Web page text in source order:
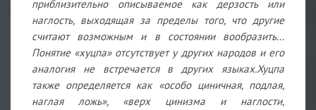
приблизительно описываемое как дерзость или
наглость, выходящая за пределы того, что другие
считают возможным и в состоянии вообразить...
Понятие «хуцпа» отсутствует у других народов и его
аналогия не встречается в других языках.Хуцпа
также определяется как «особо циничная, подлая,
наглая ложь», «верх цинизма и наглости,